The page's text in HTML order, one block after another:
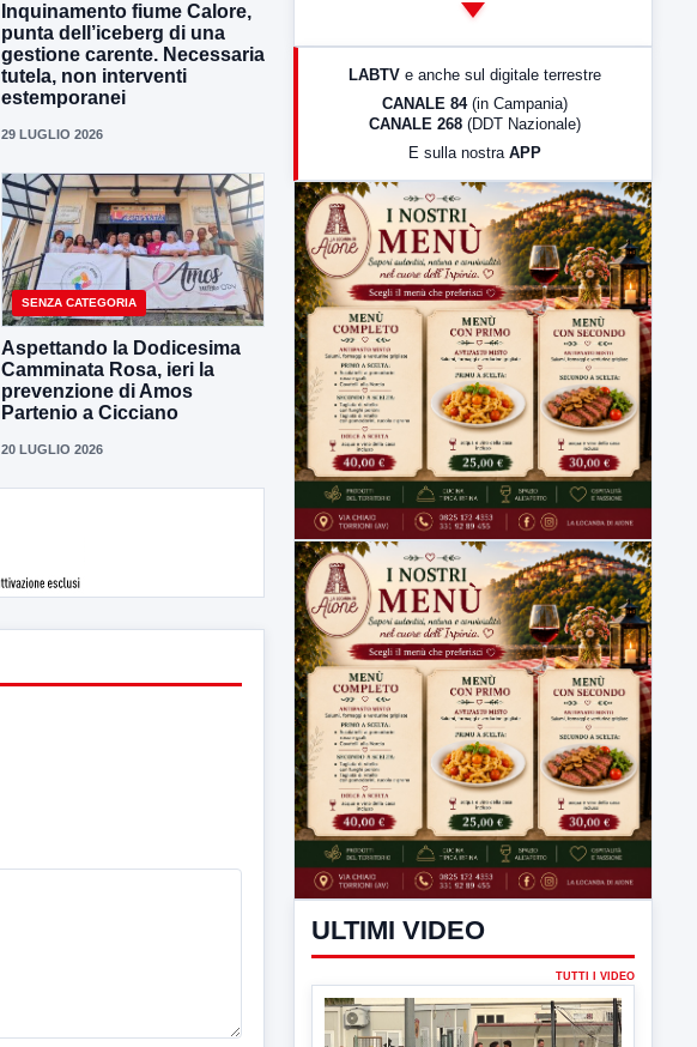
Inquinamento fiume Calore,
punta dell’iceberg di una
gestione carente. Necessaria
tutela, non interventi
estemporanei
29 LUGLIO 2026
SENZA CATEGORIA
Aspettando la Dodicesima
Camminata Rosa, ieri la
prevenzione di Amos
Partenio a Cicciano
20 LUGLIO 2026
LabNews (Diretta)
23:00 LabNews (replica)
LABTV e anche sul digitale terrestre
CANALE 84 (in Campania)
CANALE 268 (DDT Nazionale)
E sulla nostra APP